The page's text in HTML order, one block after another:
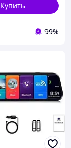
Купить
99%